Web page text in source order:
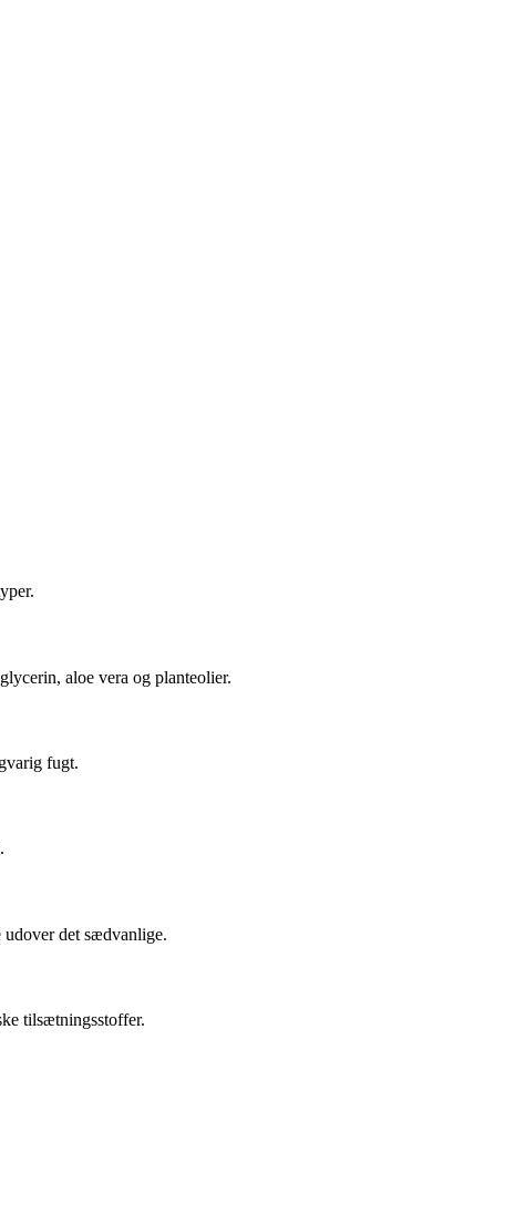
aloe vera og planteolier.
fugt.
det sædvanlige.
tilsætningsstoffer.